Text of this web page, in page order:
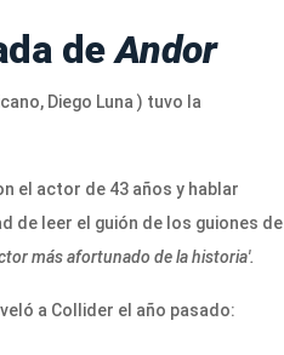
deAndor
Diego Luna ) tuvo la
el actor de 43 años y hablar
de leer el guión de los guiones de
más afortunado de la historia'.
a Collider el año pasado: